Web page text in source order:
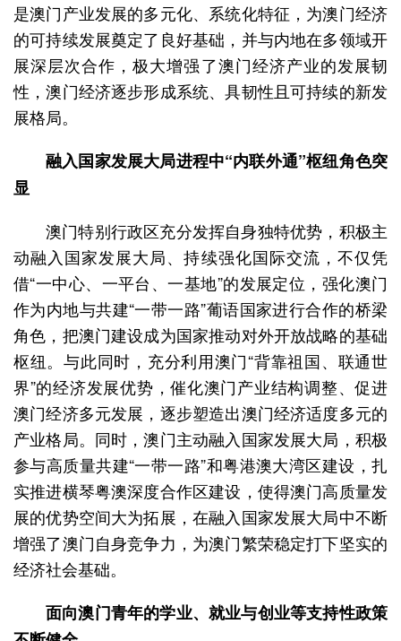
是澳门产业发展的多元化、系统化特征，为澳门经济
的可持续发展奠定了良好基础，并与内地在多领域开
展深层次合作，极大增强了澳门经济产业的发展韧
性，澳门经济逐步形成系统、具韧性且可持续的新发
展格局。
融入国家发展大局进程中“内联外通”枢纽角色突
显
澳门特别行政区充分发挥自身独特优势，积极主
动融入国家发展大局、持续强化国际交流，不仅凭
借“一中心、一平台、一基地”的发展定位，强化澳门
作为内地与共建“一带一路”葡语国家进行合作的桥梁
角色，把澳门建设成为国家推动对外开放战略的基础
枢纽。与此同时，充分利用澳门“背靠祖国、联通世
界”的经济发展优势，催化澳门产业结构调整、促进
澳门经济多元发展，逐步塑造出澳门经济适度多元的
产业格局。同时，澳门主动融入国家发展大局，积极
参与高质量共建“一带一路”和粤港澳大湾区建设，扎
实推进横琴粤澳深度合作区建设，使得澳门高质量发
展的优势空间大为拓展，在融入国家发展大局中不断
增强了澳门自身竞争力，为澳门繁荣稳定打下坚实的
经济社会基础。
面向澳门青年的学业、就业与创业等支持性政策